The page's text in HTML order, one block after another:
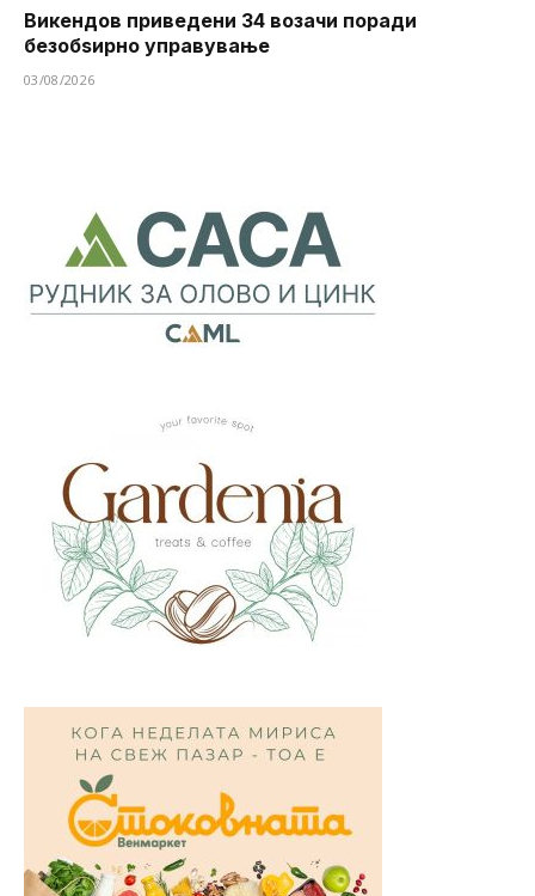
Викендов приведени 34 возачи поради
безобѕирно управување
03/08/2026